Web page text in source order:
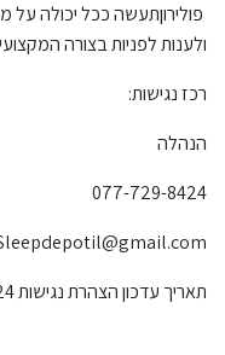
תעשה ככל יכולה על
ולענות לפניות בצורה
רכז נגישות:
הנהלה
077-729-8424
תאריך עדכון הצהרת נגישות